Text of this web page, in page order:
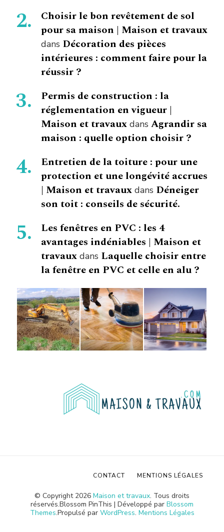
Choisir le bon revêtement de sol
pour sa maison | Maison et travaux
dans Décoration des pièces
intérieures : comment faire pour la
réussir ?
Permis de construction : la
réglementation en vigueur |
Maison et travaux dans Agrandir sa
maison : quelle option choisir ?
Entretien de la toiture : pour une
protection et une longévité accrues
| Maison et travaux dans Déneiger
son toit : conseils de sécurité.
Les fenêtres en PVC : les 4
avantages indéniables | Maison et
travaux dans Laquelle choisir entre
la fenêtre en PVC et celle en alu ?
© Copyright 2026 Maison et travaux. Tous droits
réservés.Blossom PinThis | Développé par Blossom
Themes.Propulsé par WordPress. Mentions Légales
CONTACT MENTIONS LÉGALES